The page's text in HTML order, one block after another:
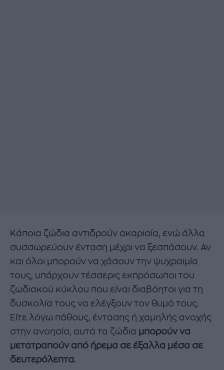
Κάποια ζώδια αντιδρούν ακαριαία, ενώ άλλα
συσσωρεύουν ένταση μέχρι να ξεσπάσουν. Αν
και όλοι μπορούν να χάσουν την ψυχραιμία
τους, υπάρχουν τέσσερις εκπρόσωποι του
ζωδιακού κύκλου που είναι διαβόητοι για τη
δυσκολία τους να ελέγξουν τον θυμό τους.
Είτε λόγω πάθους, έντασης ή χαμηλής ανοχής
στην ανοησία, αυτά τα ζώδια μπορούν να
μετατραπούν από ήρεμα σε έξαλλα μέσα σε
δευτερόλεπτα.